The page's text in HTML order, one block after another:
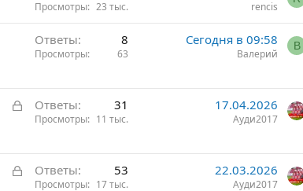
л
к
о
к
л
е
Просмотры 23 тыс. rencis
Ответы 8
Просмотры 63
Сегодня в 09:58
Валерий
В
З
р
ы
Ответы 31
Просмотры 11 тыс.
17.04.2026
Ауди2017
З
Ответы 53
Просмотры 17 тыс.
22.03.2026
Ауди2017